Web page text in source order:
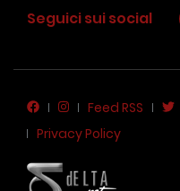
Seguici sui social
Feed RSS
Privacy Policy